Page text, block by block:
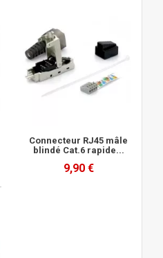
Connecteur RJ45 mâle
blindé Cat.6 rapide...
9,90 €